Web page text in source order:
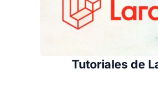
Tutoriales de